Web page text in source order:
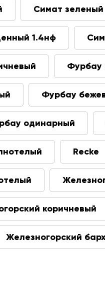
Симат зеленый
1.4нф
Фурбау
Фурбау
одинарный
Recke
коричневый
Железногорский